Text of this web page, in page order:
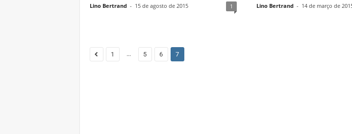
Lino Bertrand - 15 de agosto de 2015 1 Lino Bertrand - 14 de março de
1 ... 5 6 7